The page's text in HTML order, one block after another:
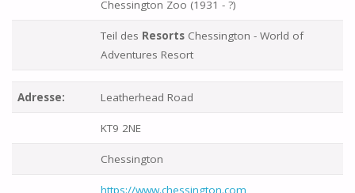
Chessington Zoo (1931 - ?)
Teil des Resorts Chessington - World of
Adventures Resort
Adresse: Leatherhead Road
KT9 2NE
Chessington